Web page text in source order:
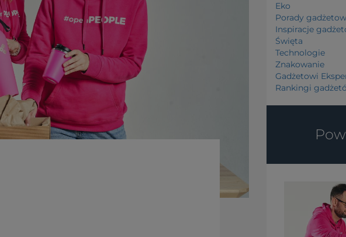
Eko
Porady
Inspiracje
Święta
Technologie
Znakowanie
Gadżetowi
Rankingi